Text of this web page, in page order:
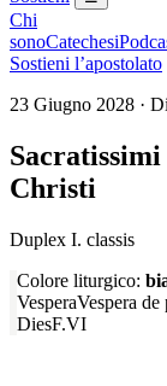
Chi
sonoCatechesi
Sostieni l’apostolato
23 Giugno 2028 ·
Christi
Duplex I. classis
Colore liturgico:
VesperaVespera
DiesF.VI